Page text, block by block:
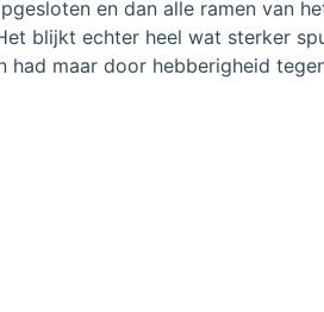
en dan alle ramen van
blijkt echter heel wat sterker
had maar door hebberigheid